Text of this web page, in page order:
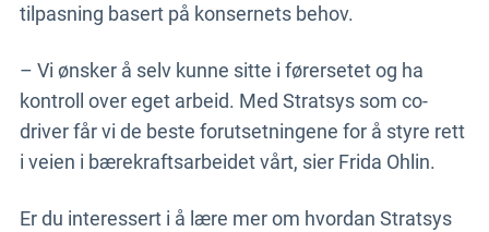
tilpasning basert på konsernets behov.
– Vi ønsker å selv kunne sitte i førersetet og ha
kontroll over eget arbeid. Med Stratsys som co-
driver får vi de beste forutsetningene for å styre rett
i veien i bærekraftsarbeidet vårt, sier Frida Ohlin.
Er du interessert i å lære mer om hvordan Stratsys